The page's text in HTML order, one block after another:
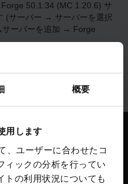
概要
用します
、ユーザーに合わせたコ
ィックの分析を行ってい
トの利用状況についても
50.1.34 (MC 1.20.6) サ
(サーバー → サーバーを選択
ーバーを追加 → Forge
ください!